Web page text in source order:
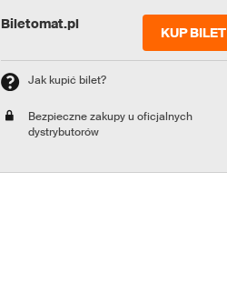
Biletomat.pl
KUP BILET
Jak kupić bilet?
Bezpieczne zakupy u oficjalnych
dystrybutorów